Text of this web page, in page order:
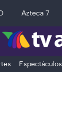
Azteca 7
Espectáculos